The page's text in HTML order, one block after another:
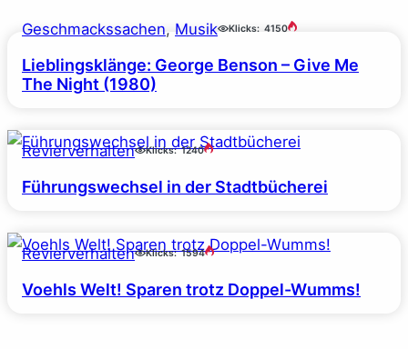
Geschmackssachen, Musik Klicks: 4150
Lieblingsklänge: George Benson – Give Me
The Night (1980)
Revierverhalten Klicks: 1240
Führungswechsel in der Stadtbücherei
Revierverhalten Klicks: 1594
Voehls Welt! Sparen trotz Doppel-Wumms!